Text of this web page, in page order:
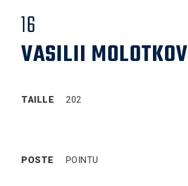
16
VASILII MOLOTKOV
TAILLE 202
POSTE POINTU